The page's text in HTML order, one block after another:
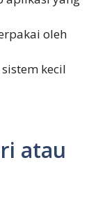
oleh
kecil
atau